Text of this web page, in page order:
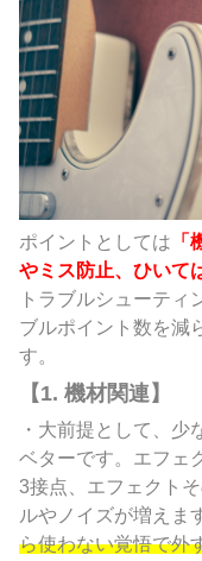
ポイントとしては
やミス防止、ひいて
トラブルシューティ
ブルポイント数を減
す。
【1. 機材関連】
・大前提として、少
ベターです。エフェ
3接点、エフェクト
ルやノイズが増えま
ら使わない覚悟で外